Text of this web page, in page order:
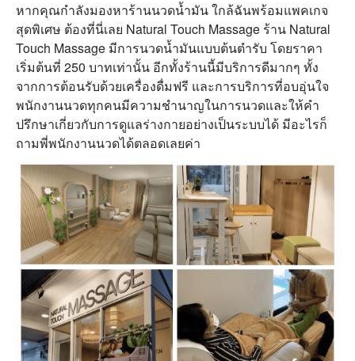
หากคุณกำลังมองหาร้านนวดนํ้ามัน ใกล้ฉันพร้อมแพคเกจ
สุดพิเศษ ต้องที่นี่เลย Natural Touch Massage ร้าน Natural
Touch Massage มีการนวดน้ำมันแบบต้นตำรับ โดยราคา
เริ่มต้นที่ 250 บาทเท่านั้น อีกทั้งร้านนี้มีบริการดีมากๆ ทั้ง
จากการต้อนรับด้วยเครื่องดื่มฟรี และการบริการที่อบอุ่นใจ
พนักงานนวดทุกคนมีความชำนาญในการนวดและให้คำ
ปรึกษาเกี่ยวกับการดูแลร่างกายอย่างเป็นระบบได้ มีอะไรก็
ถามพี่พนักงานนวดได้ตลอดเลยค่า